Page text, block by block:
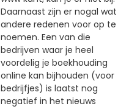
Daarnaast zijn er nogal wat
andere redenen voor op te
noemen. Een van die
bedrijven waar je heel
voordelig je boekhouding
online kan bijhouden (voor
bedrijfjes) is laatst nog
negatief in het nieuws